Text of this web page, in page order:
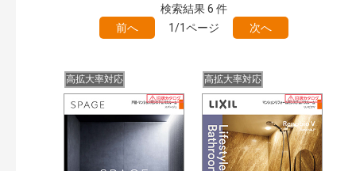
絞り込みの解除
旧版（WEBカタログ）
キーワード検索（あいまい）
目次も検索 検 索
検索結果6 件
前へ
1/1ページ 次へ
高拡大率対応 高拡大率対応